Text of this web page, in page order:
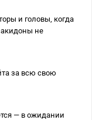
и головы, когда
не
за всю свою
— в ожидании